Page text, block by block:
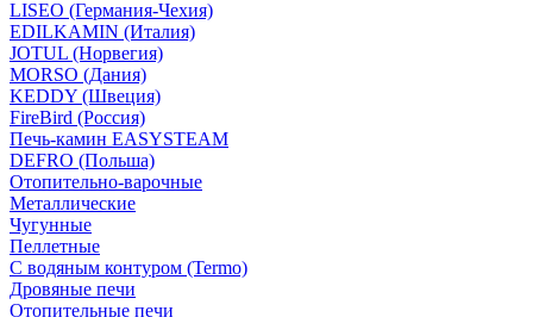
LISEO (Германия-Чехия)
EDILKAMIN (Италия)
JOTUL (Норвегия)
MORSO (Дания)
KEDDY (Швеция)
FireBird (Россия)
Печь-камин EASYSTEAM
DEFRO (Польша)
Отопительно-варочные
Металлические
Чугунные
Пеллетные
С водяным контуром (Termo)
Дровяные печи
Отопительные печи